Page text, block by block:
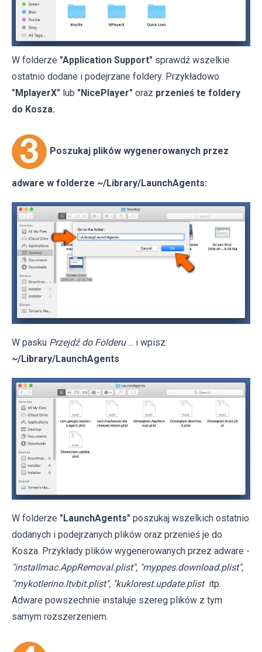
W folderze "Application Support" sprawdź wszelkie
ostatnio dodane i podejrzane foldery. Przykładowo
"MplayerX" lub "NicePlayer" oraz przenieś te foldery
do Kosza.
Poszukaj plików wygenerowanych przez
adware w folderze ~/Library/LaunchAgents:
W pasku Przejdź do Folderu ... i wpisz:
~/Library/LaunchAgents
W folderze "LaunchAgents" poszukaj wszelkich ostatnio
dodanych i podejrzanych plików oraz przenieś je do
Kosza. Przykłady plików wygenerowanych przez adware -
"installmac.AppRemoval.plist", "myppes.download.plist",
"mykotlerino.ltvbit.plist", "kuklorest.update.plist itp.
Adware powszechnie instaluje szereg plików z tym
samym rozszerzeniem.